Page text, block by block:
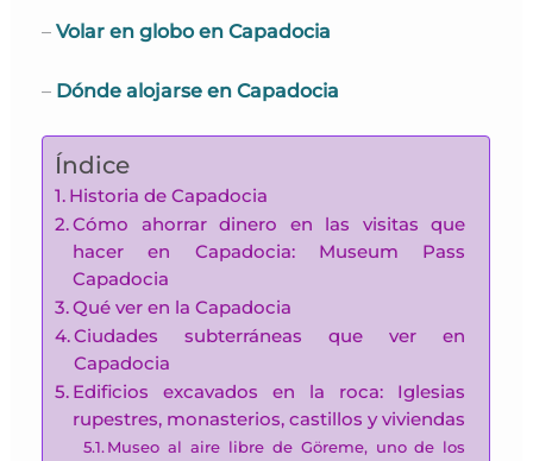
–Volar en globo en Capadocia
– Dónde alojarse en Capadocia
Índice
Historia de Capadocia
Cómo ahorrar dinero en las visitas que
hacer en Capadocia: Museum Pass
Capadocia
Qué ver en la Capadocia
Ciudades subterráneas que ver en
Capadocia
Edificios excavados en la roca: Iglesias
rupestres, monasterios, castillos y viviendas
Museo al aire libre de Göreme, uno de los